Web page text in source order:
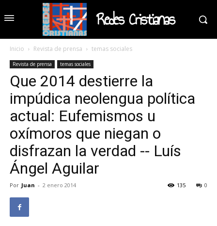
Redes Cristianas
Inicio Revista de prensa temas sociales
Revista de prensa temas sociales
Que 2014 destierre la
impúdica neolengua política
actual: Eufemismos u
oxímoros que niegan o
disfrazan la verdad -- Luís
Ángel Aguilar
Por Juan - 2 enero 2014 0
135